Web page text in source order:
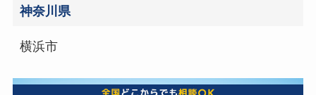
神奈川県
横浜市